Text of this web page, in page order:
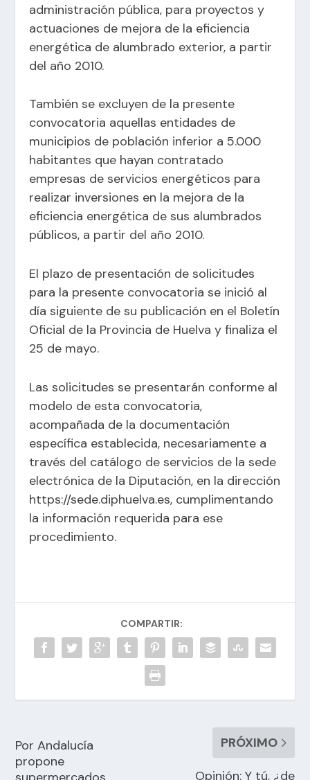
administración pública, para proyectos y
actuaciones de mejora de la eficiencia
energética de alumbrado exterior, a partir
del año 2010.
También se excluyen de la presente
convocatoria aquellas entidades de
municipios de población inferior a 5.000
habitantes que hayan contratado
empresas de servicios energéticos para
realizar inversiones en la mejora de la
eficiencia energética de sus alumbrados
públicos, a partir del año 2010.
El plazo de presentación de solicitudes
para la presente convocatoria se inició al
día siguiente de su publicación en el Boletín
Oficial de la Provincia de Huelva y finaliza el
25 de mayo.
Las solicitudes se presentarán conforme al
modelo de esta convocatoria,
acompañada de la documentación
específica establecida, necesariamente a
través del catálogo de servicios de la sede
electrónica de la Diputación, en la dirección
https://sede.diphuelva.es, cumplimentando
la información requerida para ese
procedimiento.
COMPARTIR:
Por Andalucía
propone
PRÓXIMO
Opinión: Y tú, ¿de